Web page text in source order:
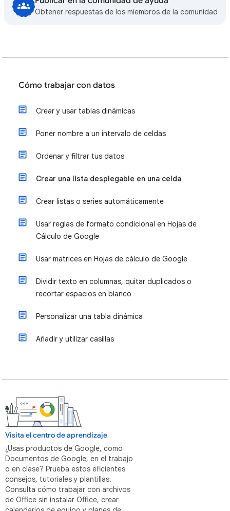
Obtener respuestas de los miembros de la comunidad
Cómo trabajar con datos
Crear y usar tablas dinámicas
Poner nombre a un intervalo de celdas
Ordenar y filtrar tus datos
Crear una lista desplegable en una celda
Crear listas o series automáticamente
Usar reglas de formato condicional en Hojas de
Cálculo de Google
Usar matrices en Hojas de cálculo de Google
Dividir texto en columnas, quitar duplicados o
recortar espacios en blanco
Personalizar una tabla dinámica
Añadir y utilizar casillas
Visita el centro de aprendizaje
¿Usas productos de Google, como
Documentos de Google, en el trabajo
o en clase? Prueba estos eficientes
consejos, tutoriales y plantillas.
Consulta cómo trabajar con archivos
de Office sin instalar Office, crear